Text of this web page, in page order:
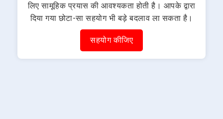
लिए सामूहिक प्रयास की आवश्यकता होती है। आपके द्वारा
दिया गया छोटा-सा सहयोग भी बड़े बदलाव ला सकता है।
सहयोग कीजिए